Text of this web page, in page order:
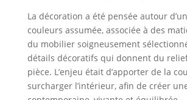
La décoration a été pensée autour
couleurs assumée, associée à des
du mobilier soigneusement
détails décoratifs qui donnent du
pièce. L’enjeu était d’apporter de la
surcharger l’intérieur, afin de créer